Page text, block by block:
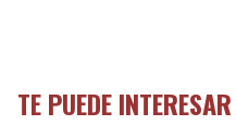
TE PUEDE INTERESAR